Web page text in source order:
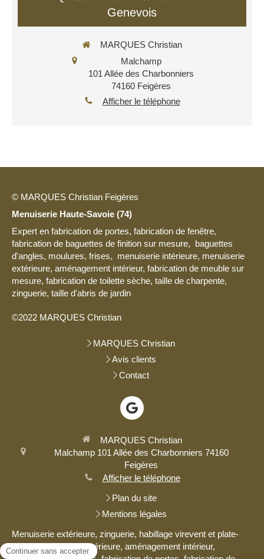
Genevois
MARQUES Christian
Malchamp
101 Allée des Charbonniers
74160 Feigères
Afficher le téléphone
© MARQUES Christian Feigères
Menuiserie Haute-Savoie (74)
Expert en fabrication de portes, fabrication de fenêtre,
fabrication de baguettes de finition sur mesure, baguettes
d'angles, moulures, frises, menuiserie intérieure, menuiserie
extérieure, aménagement intérieur, fabrication de meuble sur
mesure, fabrication de toilette sèche, taille de charpente,
zinguerie, taille d'abris de jardin
©2022 MARQUES Christian
MARQUES Christian
Avis clients
Contact
MARQUES Christian
Malchamp 101 Allée des Charbonniers 74160
Feigères
Afficher le téléphone
Plan du site
Mentions légales
Menuiserie extérieure, zinguerie, habillage virevent et plate-
bande, menuiserie intérieure, aménagement intérieur,